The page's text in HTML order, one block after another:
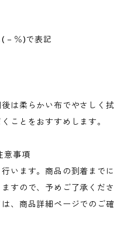
－％)で表記
は柔らかい布でやさしく拭
ことをおすすめします。
意事項
います。商品の到着までに
すので、予めご了承くださ
、商品詳細ページでのご確